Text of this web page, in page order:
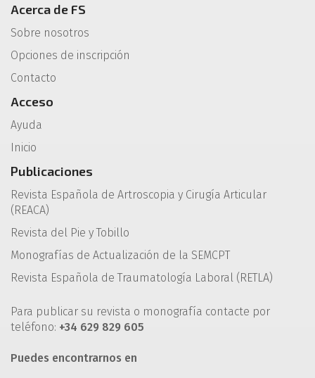
Acerca de FS
Sobre nosotros
Opciones de inscripción
Contacto
Acceso
Ayuda
Inicio
Publicaciones
Revista Española de Artroscopia y Cirugía Articular
(REACA)
Revista del Pie y Tobillo
Monografías de Actualización de la SEMCPT
Revista Española de Traumatología Laboral (RETLA)
Para publicar su revista o monografía contacte por
teléfono: +34 629 829 605
Puedes encontrarnos en